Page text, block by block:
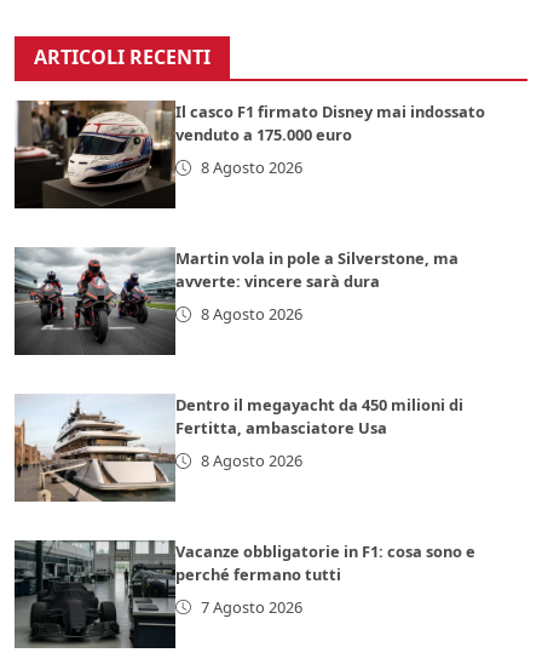
ARTICOLI RECENTI
Il casco F1 firmato Disney mai indossato
venduto a 175.000 euro
8 Agosto 2026
Martin vola in pole a Silverstone, ma
avverte: vincere sarà dura
8 Agosto 2026
Dentro il megayacht da 450 milioni di
Fertitta, ambasciatore Usa
8 Agosto 2026
Vacanze obbligatorie in F1: cosa sono e
perché fermano tutti
7 Agosto 2026